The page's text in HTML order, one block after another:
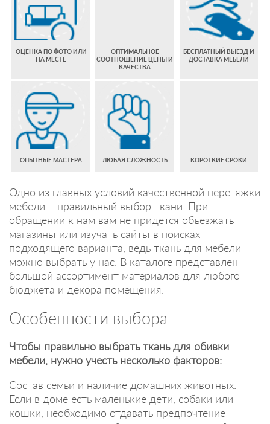
ОЦЕНКА ПО ФОТО ИЛИ
НА МЕСТЕ
ОПТИМАЛЬНОЕ
СООТНОШЕНИЕ ЦЕНЫ И
КАЧЕСТВА
БЕСПЛАТНЫЙ ВЫЕЗД И
ДОСТАВКА МЕБЕЛИ
ОПЫТНЫЕ МАСТЕРА ЛЮБАЯ СЛОЖНОСТЬ КОРОТКИЕ СРОКИ
Одно из главных условий качественной перетяжки
мебели – правильный выбор ткани. При
обращении к нам вам не придется объезжать
магазины или изучать сайты в поисках
подходящего варианта, ведь ткань для мебели
можно выбрать у нас. В каталоге представлен
большой ассортимент материалов для любого
бюджета и декора помещения.
Особенности выбора
Чтобы правильно выбрать ткань для обивки
мебели, нужно учесть несколько факторов:
Состав семьи и наличие домашних животных.
Если в доме есть маленькие дети, собаки или
кошки, необходимо отдавать предпочтение